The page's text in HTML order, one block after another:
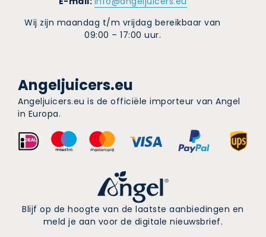
Wij zijn maandag t/m vrijdag bereikbaar van
09:00 – 17:00 uur.
Angeljuicers.eu
Angeljuicers.eu is de officiële importeur van Angel
in Europa.
Blijf op de hoogte van de laatste aanbiedingen en
meld je aan voor de digitale nieuwsbrief.